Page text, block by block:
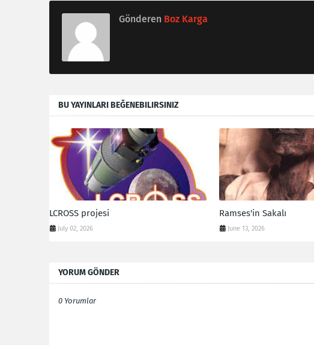
Gönderen Boz Karga
BU YAYINLARI BEĞENEBILIRSINIZ
LCROSS projesi
July 02, 2026
Ramses'in Sakalı
June 13, 2026
YORUM GÖNDER
0 Yorumlar